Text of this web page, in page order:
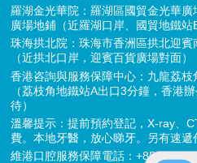
羅湖金光華院：羅湖區國貿金光華
廣場地鋪（近羅湖口岸、國貿地鐵站
珠海拱北院：珠海市香洲區拱北迎
（近拱北口岸，迎賓百貨廣場對面）
香港咨詢與服務保障中心：九龍荔
（荔枝角地鐵站A出口3分鐘，香港
待）
溫馨提示：提前預約登記，X-ray、
費。本地牙醫，放心睇牙。另有速遞
維港口腔服務保障電話：+852 6637